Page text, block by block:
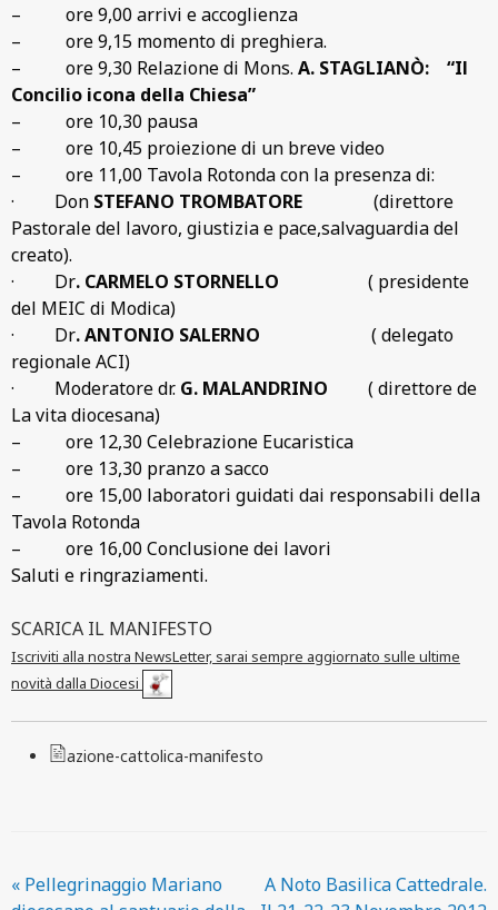
–
ore 9,00 arrivi e accoglienza
–
ore 9,15 momento di preghiera.
–
ore 9,30 Relazione di Mons. A. STAGLIANÒ:
“Il
Concilio icona della Chiesa”
–
ore 10,30 pausa
–
ore 10,45 proiezione di un breve video
–
ore 11,00 Tavola Rotonda con la presenza di:
·
Don STEFANO TROMBATORE
(direttore
Pastorale del lavoro, giustizia e pace,salvaguardia del
creato).
·
Dr. CARMELO STORNELLO
( presidente
del MEIC di Modica)
·
Dr. ANTONIO SALERNO
( delegato
regionale ACI)
·
Moderatore dr. G. MALANDRINO
( direttore de
La vita diocesana)
–
ore 12,30 Celebrazione Eucaristica
–
ore 13,30 pranzo a sacco
–
ore 15,00 laboratori guidati dai responsabili della
Tavola Rotonda
–
ore 16,00 Conclusione dei lavori
Saluti e ringraziamenti.
SCARICA IL MANIFESTO
Iscriviti alla nostra NewsLetter, sarai sempre aggiornato sulle ultime
novità dalla Diocesi
azione-cattolica-manifesto
« Pellegrinaggio Mariano
A Noto Basilica Cattedrale.